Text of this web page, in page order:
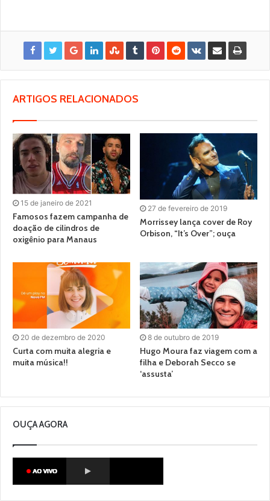
ARTIGOS RELACIONADOS
15 de janeiro de 2021
Famosos fazem campanha de
doação de cilindros de
oxigênio para Manaus
27 de fevereiro de 2019
Morrissey lança cover de Roy
Orbison, “It’s Over”; ouça
20 de dezembro de 2020
Curta com muita alegria e
muita música!!
8 de outubro de 2019
Hugo Moura faz viagem com a
filha e Deborah Secco se
‘assusta’
OUÇA AGORA